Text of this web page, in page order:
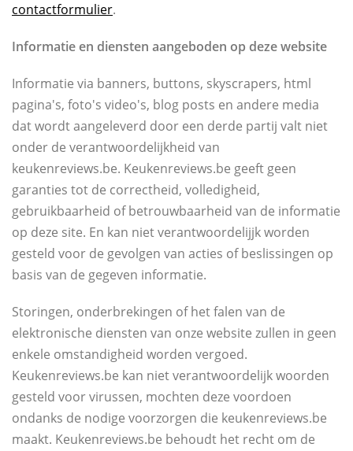
contactformulier.
Informatie en diensten aangeboden op deze website
Informatie via banners, buttons, skyscrapers, html
pagina's, foto's video's, blog posts en andere media
dat wordt aangeleverd door een derde partij valt niet
onder de verantwoordelijkheid van
keukenreviews.be. Keukenreviews.be geeft geen
garanties tot de correctheid, volledigheid,
gebruikbaarheid of betrouwbaarheid van de informatie
op deze site. En kan niet verantwoordelijjk worden
gesteld voor de gevolgen van acties of beslissingen op
basis van de gegeven informatie.
Storingen, onderbrekingen of het falen van de
elektronische diensten van onze website zullen in geen
enkele omstandigheid worden vergoed.
Keukenreviews.be kan niet verantwoordelijk woorden
gesteld voor virussen, mochten deze voordoen
ondanks de nodige voorzorgen die keukenreviews.be
maakt. Keukenreviews.be behoudt het recht om de